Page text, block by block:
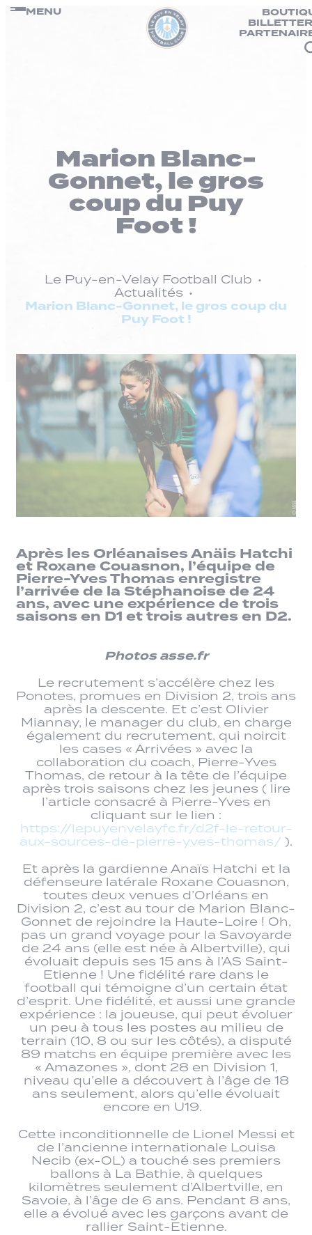
Passer
MENU
Marion Blanc-
Gonnet, le gros
coup du Puy
Foot !
Le Puy-en-Velay Football Club
Actualités
Marion Blanc-Gonnet, le gros coup du
Puy Foot !
Après les Orléanaises Anäis Hatchi
et Roxane Couasnon, l’équipe de
Pierre-Yves Thomas enregistre
l’arrivée de la Stéphanoise de 24
ans, avec une expérience de trois
saisons en D1 et trois autres en D2.
Photos asse.fr
Le recrutement s’accélère chez les
Ponotes, promues en Division 2, trois ans
après la descente. Et c’est Olivier
Miannay, le manager du club, en charge
également du recrutement, qui noircit
les cases « Arrivées » avec la
collaboration du coach, Pierre-Yves
Thomas, de retour à la tête de l’équipe
après trois saisons chez les jeunes ( lire
l’article consacré à Pierre-Yves en
cliquant sur le lien :
https://lepuyenvelayfc.fr/d2f-le-retour-
aux-sources-de-pierre-yves-thomas/ ).
Et après la gardienne Anaïs Hatchi et la
défenseure latérale Roxane Couasnon,
toutes deux venues d’Orléans en
Division 2, c’est au tour de Marion Blanc-
Gonnet de rejoindre la Haute-Loire ! Oh,
pas un grand voyage pour la Savoyarde
de 24 ans (elle est née à Albertville), qui
évoluait depuis ses 15 ans à l’AS Saint-
Etienne ! Une fidélité rare dans le
football qui témoigne d’un certain état
d’esprit. Une fidélité, et aussi une grande
expérience : la joueuse, qui peut évoluer
un peu à tous les postes au milieu de
terrain (10, 8 ou sur les côtés), a disputé
89 matchs en équipe première avec les
« Amazones », dont 28 en Division 1,
niveau qu’elle a découvert à l’âge de 18
ans seulement, alors qu’elle évoluait
encore en U19.
Cette inconditionnelle de Lionel Messi et
de l’ancienne internationale Louisa
Necib (ex-OL) a touché ses premiers
ballons à La Bathie, à quelques
kilomètres seulement d’Albertville, en
Savoie, à l’âge de 6 ans. Pendant 8 ans,
elle a évolué avec les garçons avant de
rallier Saint-Etienne.
Panneau de gestion des cookies